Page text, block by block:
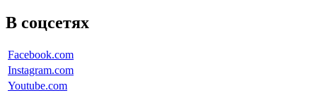
В соцсетях
Facebook.com
Instagram.com
Youtube.com